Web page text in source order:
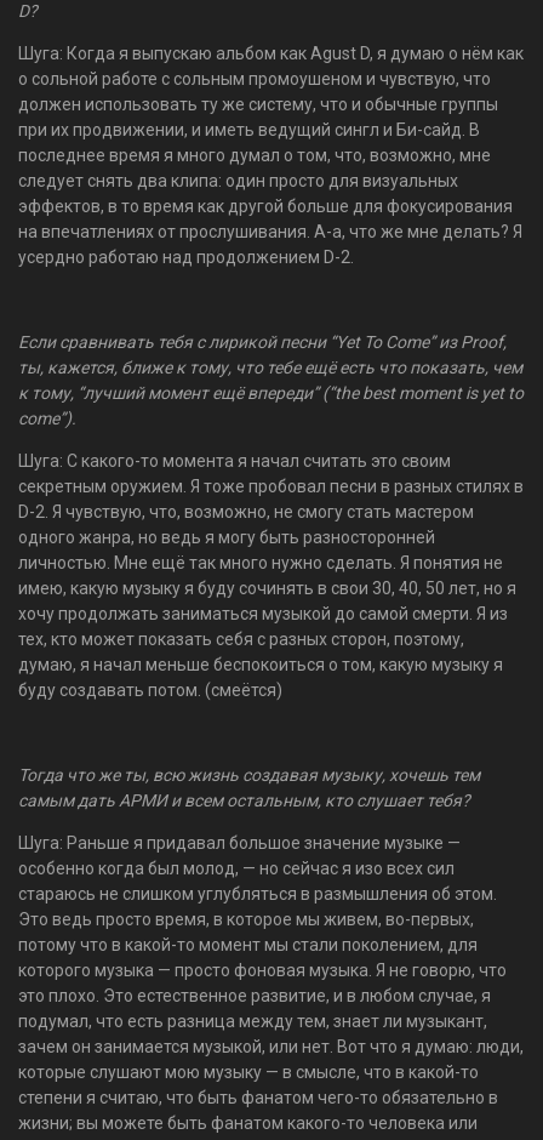
D?
Шуга: Когда я выпускаю альбом как Agust D, я думаю о нём как
о сольной работе с сольным промоушеном и чувствую, что
должен использовать ту же систему, что и обычные группы
при их продвижении, и иметь ведущий сингл и Би-сайд. В
последнее время я много думал о том, что, возможно, мне
следует снять два клипа: один просто для визуальных
эффектов, в то время как другой больше для фокусирования
на впечатлениях от прослушивания. А-а, что же мне делать? Я
усердно работаю над продолжением D-2.
Если сравнивать тебя с лирикой песни “Yet To Come” из Proof,
ты, кажется, ближе к тому, что тебе ещё есть что показать, чем
к тому, “лучший момент ещё впереди” (“the best moment is yet to
come”).
Шуга: С какого-то момента я начал считать это своим
секретным оружием. Я тоже пробовал песни в разных стилях в
D-2. Я чувствую, что, возможно, не смогу стать мастером
одного жанра, но ведь я могу быть разносторонней
личностью. Мне ещё так много нужно сделать. Я понятия не
имею, какую музыку я буду сочинять в свои 30, 40, 50 лет, но я
хочу продолжать заниматься музыкой до самой смерти. Я из
тех, кто может показать себя с разных сторон, поэтому,
думаю, я начал меньше беспокоиться о том, какую музыку я
буду создавать потом. (смеётся)
Тогда что же ты, всю жизнь создавая музыку, хочешь тем
самым дать АРМИ и всем остальным, кто слушает тебя?
Шуга: Раньше я придавал большое значение музыке —
особенно когда был молод, — но сейчас я изо всех сил
стараюсь не слишком углубляться в размышления об этом.
Это ведь просто время, в которое мы живем, во-первых,
потому что в какой-то момент мы стали поколением, для
которого музыка — просто фоновая музыка. Я не говорю, что
это плохо. Это естественное развитие, и в любом случае, я
подумал, что есть разница между тем, знает ли музыкант,
зачем он занимается музыкой, или нет. Вот что я думаю: люди,
которые слушают мою музыку — в смысле, что в какой-то
степени я считаю, что быть фанатом чего-то обязательно в
жизни; вы можете быть фанатом какого-то человека или